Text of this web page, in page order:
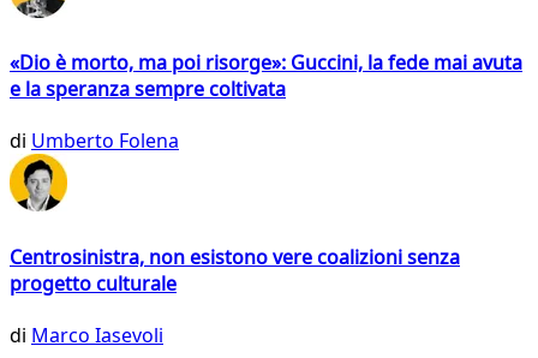
«Dio è morto, ma poi risorge»: Guccini, la fede mai avuta
e la speranza sempre coltivata
di Umberto Folena
Centrosinistra, non esistono vere coalizioni senza
progetto culturale
di Marco Iasevoli